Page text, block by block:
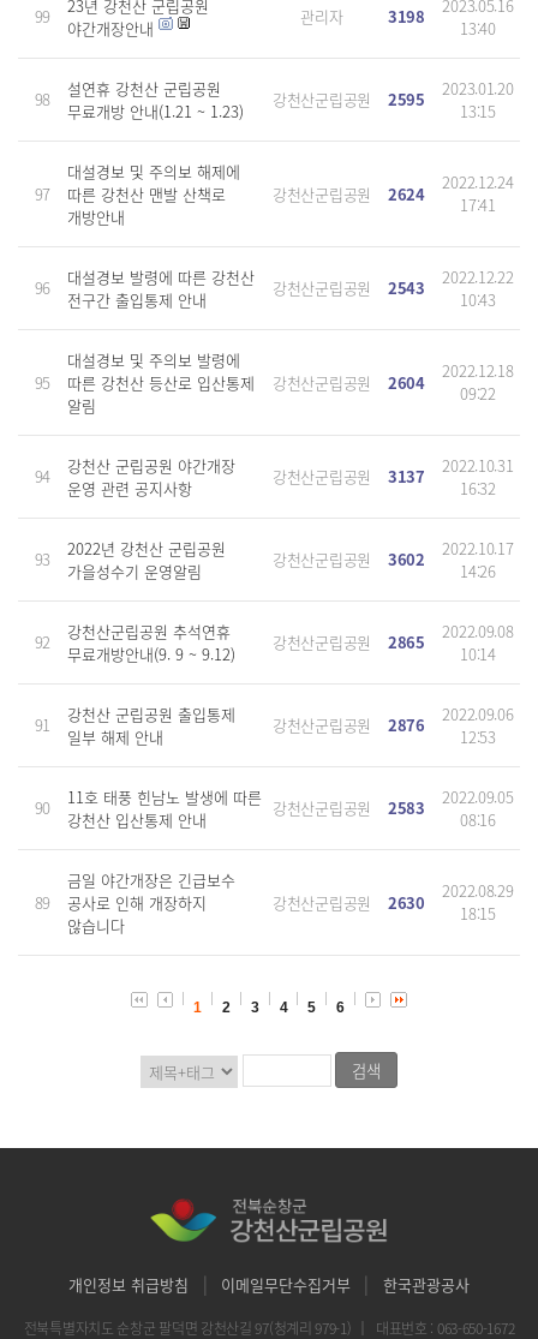
99
23년 강천산 군립공원
야간개장안내
관리자 3198
2023.05.16
13:40
98
설연휴 강천산 군립공원
무료개방 안내(1.21 ~ 1.23)
강천산군립공원 2595
2023.01.20
13:15
97
대설경보 및 주의보 해제에
따른 강천산 맨발 산책로
개방안내
강천산군립공원 2624
2022.12.24
17:41
96
대설경보 발령에 따른 강천산
전구간 출입통제 안내
강천산군립공원 2543
2022.12.22
10:43
95
대설경보 및 주의보 발령에
따른 강천산 등산로 입산통제
알림
강천산군립공원 2604
2022.12.18
09:22
94
강천산 군립공원 야간개장
운영 관련 공지사항
강천산군립공원 3137
2022.10.31
16:32
93
2022년 강천산 군립공원
가을성수기 운영알림
강천산군립공원 3602
2022.10.17
14:26
92
강천산군립공원 추석연휴
무료개방안내(9. 9 ~ 9.12)
강천산군립공원 2865
2022.09.08
10:14
91
강천산 군립공원 출입통제
일부 해제 안내
강천산군립공원 2876
2022.09.06
12:53
90
11호 태풍 힌남노 발생에 따른
강천산 입산통제 안내
강천산군립공원 2583
2022.09.05
08:16
89
금일 야간개장은 긴급보수
공사로 인해 개장하지
않습니다
강천산군립공원 2630
2022.08.29
18:15
1 2 3 4 5 6
개인정보 취급방침 | 이메일무단수집거부 | 한국관광공사
전북특별자치도 순창군 팔덕면 강천산길 97(청계리 979-1) ｜ 대표번호 : 063-650-1672